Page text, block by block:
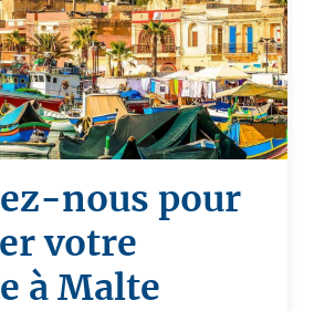
nous pour
votre
à Malte